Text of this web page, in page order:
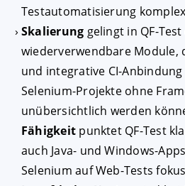
Testautomatisierung
Skalierung gelingt in QF-
wiederverwendbare Module,
und integrative CI-
Selenium-Projekte ohne
unübersichtlich werden
Fähigkeit punktet QF-Test
auch Java- und Windows-
Selenium auf Web-Tests
Impressum|Datenschutz